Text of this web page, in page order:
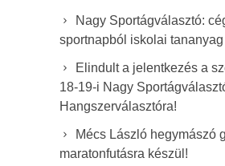
Nagy Sportágválasztó:
sportnapból iskolai tananyag
Elindult a jelentkezés a
18-19-i Nagy
Hangszerválasztóra!
Mécs László hegymászó
maratonfutásra készül!